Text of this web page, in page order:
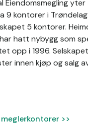
Eiendomsmegling yter
9 kontorer i
5 kontorer.
hatt nybygg som
opp i 1996.
innen kjøp og salg
>>